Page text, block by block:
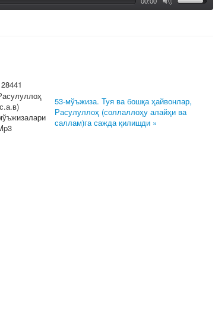
28441
53-мўъжиза. Туя ва бошқа ҳайвонлар,
Расулуллоҳ (соллаллоҳу алайҳи ва
саллам)га сажда қилишди »